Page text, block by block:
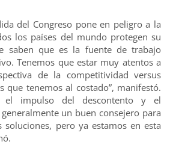
del Congreso pone en peligro a la
los países del mundo protegen su
saben que es la fuente de trabajo
Tenemos que estar muy atentos a
de la competitividad versus
que tenemos al costado”, manifestó.
el impulso del descontento y el
un buen consejero para
soluciones, pero ya estamos en esta